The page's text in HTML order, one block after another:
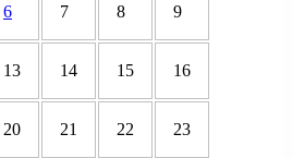
6 7 8 9
13 14 15 16
20 21 22 23